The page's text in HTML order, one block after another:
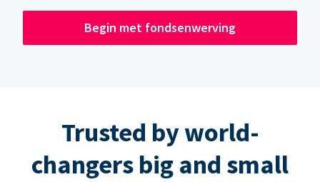
Begin met fondsenwerving
Trusted by world-
changers big and small